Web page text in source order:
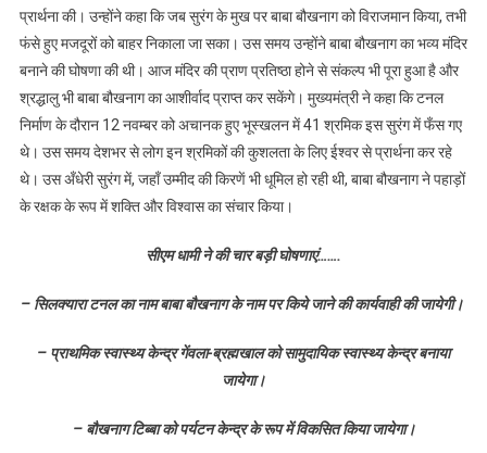
प्रार्थना की। उन्होंने कहा कि जब सुरंग के मुख पर बाबा बौखनाग को विराजमान किया, तभी
फंसे हुए मजदूरों को बाहर निकाला जा सका। उस समय उन्होंने बाबा बौखनाग का भव्य मंदिर
बनाने की घोषणा की थी। आज मंदिर की प्राण प्रतिष्ठा होने से संकल्प भी पूरा हुआ है और
श्रद्धालु भी बाबा बौखनाग का आशीर्वाद प्राप्त कर सकेंगे। मुख्यमंत्री ने कहा कि टनल
निर्माण के दौरान 12 नवम्बर को अचानक हुए भूस्खलन में 41 श्रमिक इस सुरंग में फँस गए
थे। उस समय देशभर से लोग इन श्रमिकों की कुशलता के लिए ईश्वर से प्रार्थना कर रहे
थे। उस अँधेरी सुरंग में, जहाँ उम्मीद की किरणें भी धूमिल हो रही थी, बाबा बौखनाग ने पहाड़ों
के रक्षक के रूप में शक्ति और विश्वास का संचार किया।
सीएम धामी ने की चार बड़ी घोषणाएं…….
– सिलक्यारा टनल का नाम बाबा बौखनाग के नाम पर किये जाने की कार्यवाही की जायेगी।
– प्राथमिक स्वास्थ्य केन्द्र गेंवला-ब्रह्मखाल को सामुदायिक स्वास्थ्य केन्द्र बनाया
जायेगा।
– बौखनाग टिब्बा को पर्यटन केन्द्र के रूप में विकसित किया जायेगा।